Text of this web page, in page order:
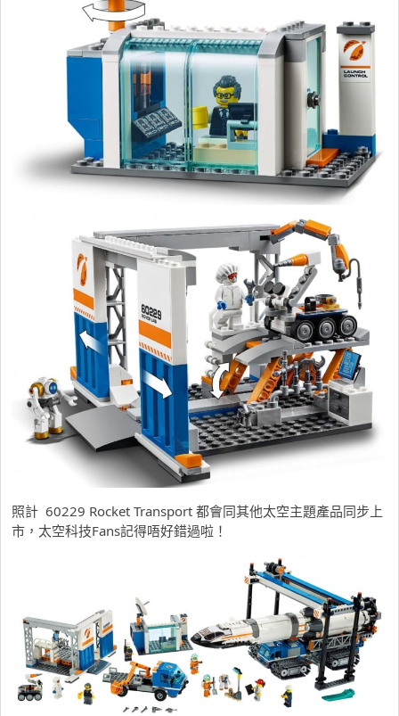
照計 60229 Rocket Transport 都會同其他太空主題產品同步上
市，太空科技Fans記得唔好錯過啦！